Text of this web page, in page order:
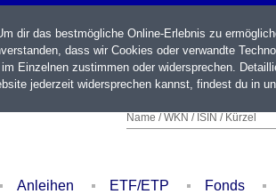
Name / WKN / ISIN / Kürzel
Anleihen ETF/ETP Fonds
dir das bestmögliche Online-Erlebnis zu
dass wir Cookies oder verwandte
Einzelnen zustimmen oder widersprechen.
jederzeit widersprechen kannst, findest du in